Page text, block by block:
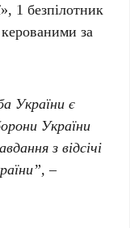
1 безпілотник
за
України є
України
з відсічі
–